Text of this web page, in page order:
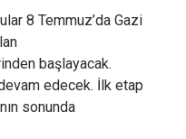
8 Temmuz’da Gazi
başlayacak.
edecek. İlk etap
sonunda